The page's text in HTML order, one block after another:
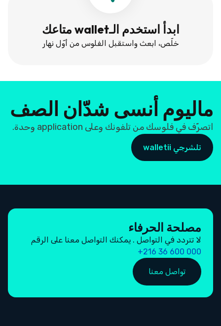
ابدأ استخدم الـwallet متاعك
خلّص، ابعث واستقبل الفلوس من أوّل نهار
ماليوم أنسى شدّان الصف
اتصرّف في فلوسك من تلفونك وعلى application وحدة.
تلشرجي walletii
مصلحة الحرفاء
لا تتردد في التواصل . يمكنك التواصل معنا على الرقم
000 600 36 216+
تواصل معنا